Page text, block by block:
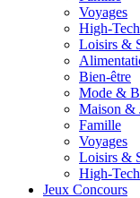
Voyages
High-Tech
Loisirs &
Bien-être
Mode &
Maison &
Famille
Voyages
Loisirs &
High-Tech
Jeux Concours